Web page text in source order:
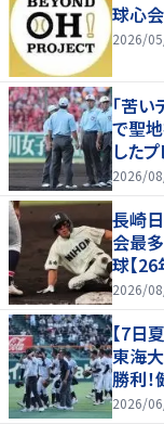
球心
2026/
｢苦い
で聖
した
2026/
長崎
会最
球【
2026/
【7日
東海
勝利！
2026/